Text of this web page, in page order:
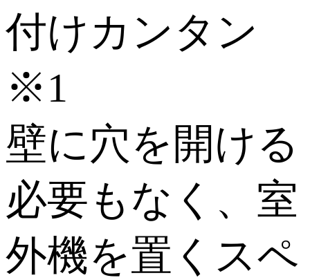
付けカンタン
※1
壁に穴を開ける
必要もなく、室
外機を置くスペ